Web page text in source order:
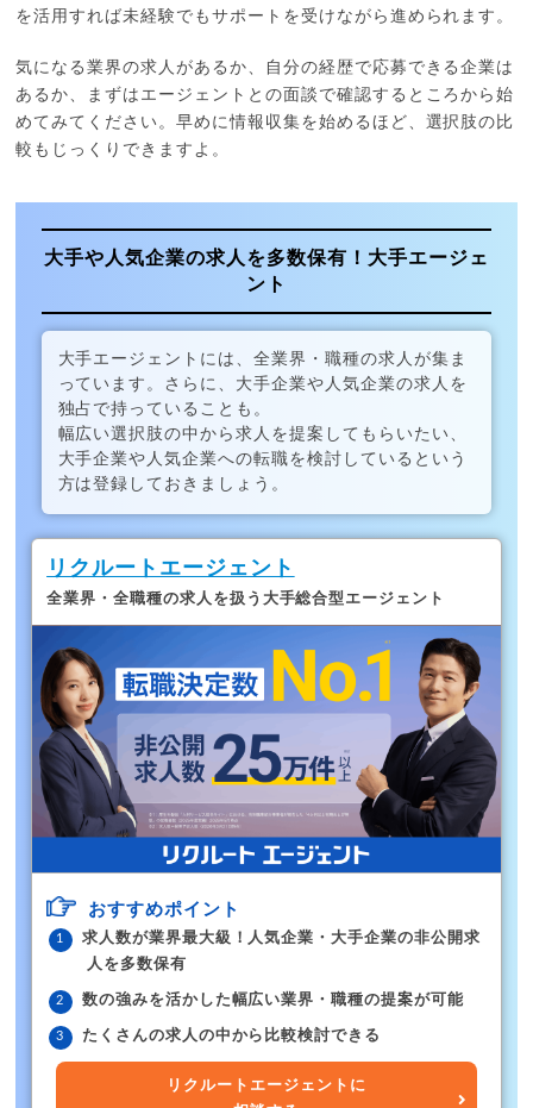
を活用すれば未経験でもサポートを受けながら進められます。
気になる業界の求人があるか、自分の経歴で応募できる企業は
あるか、まずはエージェントとの面談で確認するところから始
めてみてください。早めに情報収集を始めるほど、選択肢の比
較もじっくりできますよ。
大手や人気企業の求人を多数保有！大手エージェ
ント
大手エージェントには、全業界・職種の求人が集ま
っています。さらに、大手企業や人気企業の求人を
独占で持っていることも。
幅広い選択肢の中から求人を提案してもらいたい、
大手企業や人気企業への転職を検討しているという
方は登録しておきましょう。
リクルートエージェント
全業界・全職種の求人を扱う大手総合型エージェント
おすすめポイント
求人数が業界最大級！人気企業・大手企業の非公開求
人を多数保有
数の強みを活かした幅広い業界・職種の提案が可能
たくさんの求人の中から比較検討できる
リクルートエージェントに